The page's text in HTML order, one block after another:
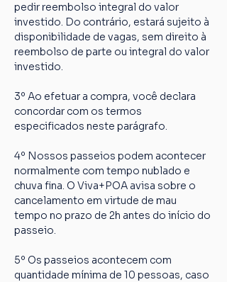
pedir reembolso integral do valor
investido. Do contrário, estará sujeito à
disponibilidade de vagas, sem direito à
reembolso de parte ou integral do valor
investido.
3º Ao efetuar a compra, você declara
concordar com os termos
especificados neste parágrafo.
4º Nossos passeios podem acontecer
normalmente com tempo nublado e
chuva fina. O Viva+POA avisa sobre o
cancelamento em virtude de mau
tempo no prazo de 2h antes do início do
passeio.
5º Os passeios acontecem com
quantidade mínima de 10 pessoas, caso